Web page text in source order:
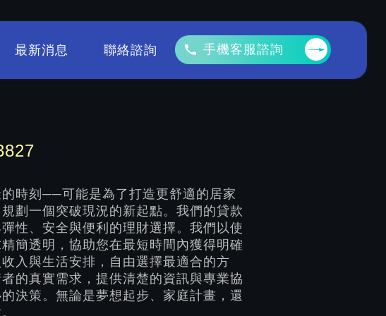
最新消息 聯絡諮詢 手機客服諮詢
時刻──可能是為了打造更舒適的居家
劃一個突破現況的新起點。我們的貸款
性、安全與便利的理財選擇。我們以使
簡透明，協助您在最短時間內獲得明確
入與生活安排，自由選擇最適合的方
的真實需求，提供清楚的資訊與專業協
決策。無論是夢想起步、家庭計畫，還